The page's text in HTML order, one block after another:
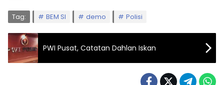
Tag: BEM SI demo Polisi
PWI Pusat, Catatan Dahlan Iskan